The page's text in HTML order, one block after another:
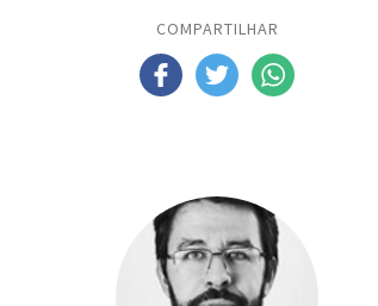
COMPARTILHAR